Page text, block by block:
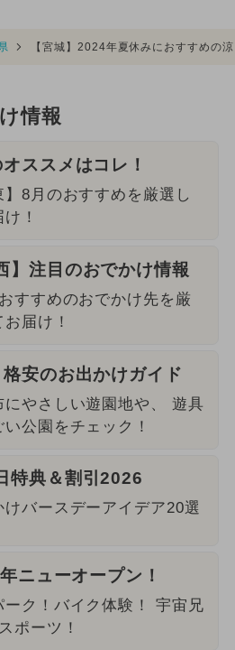
【宮城】2024年夏休みにおすすめの
情報
ススメはコレ！
】8月のおすすめを厳選し
！
】注目のおでかけ情報
すすめのおでかけ先を厳
届け！
安のお出かけガイド
にやさしい遊園地や、 遊具
い公園をチェック！
特典＆割引2026
けバースデーアイデア20選
ニューオープン！
ーク！バイク体験！ 宇宙兄
ポーツ！